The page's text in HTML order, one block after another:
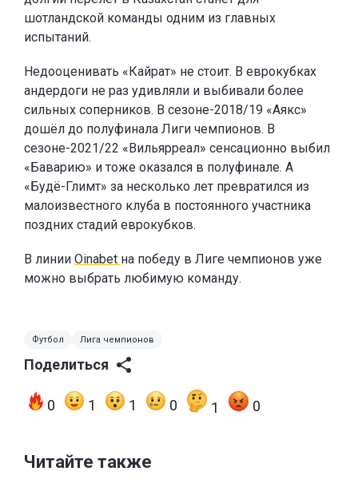
шотландской команды одним из главных
испытаний.
Недооценивать «Кайрат» не стоит. В еврокубках
андердоги не раз удивляли и выбивали более
сильных соперников. В сезоне-2018/19 «Аякс»
дошёл до полуфинала Лиги чемпионов. В
сезоне-2021/22 «Вильярреал» сенсационно выбил
«Баварию» и тоже оказался в полуфинале. А
«Будё-Глимт» за несколько лет превратился из
малоизвестного клуба в постоянного участника
поздних стадий еврокубков.
В линии Oinabet на победу в Лиге чемпионов уже
можно выбрать любимую команду.
Футбол Лига чемпионов
Поделиться
0 1 1 0 1 0
Читайте также